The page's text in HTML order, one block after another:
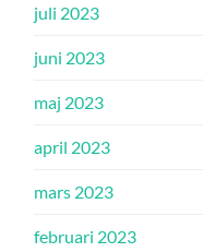
juli 2023
juni 2023
maj 2023
april 2023
mars 2023
februari 2023